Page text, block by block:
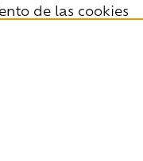
de las cookies